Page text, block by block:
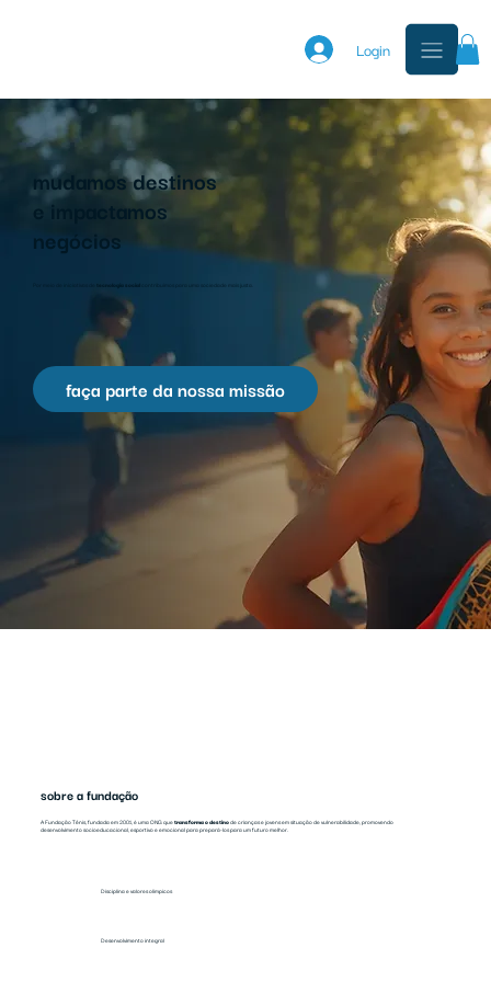
Login
mudamos destinos
e impactamos
negócios
tecnologia social contribuímos para uma sociedade mais justa.
faça parte da nossa missão
sobre a fundação
A Fundação Tênis, fundada em 2001, é uma ONG quetransforma o destinode crianças e jovens em situação de vulnerabilidade, promovendo
desenvolvimento socioeducacional, esportivo e emocional para prepará-los para um futuro melhor.
Disciplina e valores olímpicos
Desenvolvimento integral